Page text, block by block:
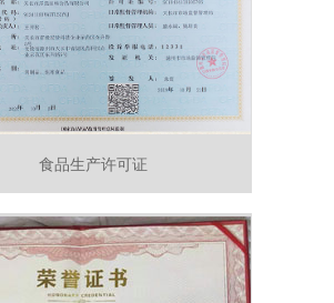
食品生产许可证